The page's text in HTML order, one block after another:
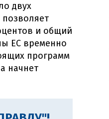
двух
и общий
ЕС временно
программ
начнет